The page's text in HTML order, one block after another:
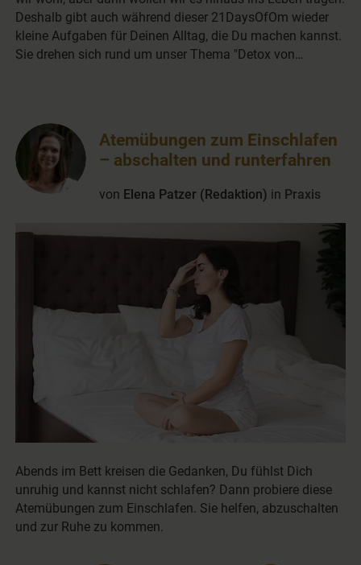
Deshalb gibt auch während dieser 21DaysOfOm wieder
kleine Aufgaben für Deinen Alltag, die Du machen kannst.
Sie drehen sich rund um unser Thema "Detox von…
Abends im Bett kreisen die Gedanken, Du fühlst Dich
unruhig und kannst nicht schlafen? Dann probiere diese
Atemübungen zum Einschlafen. Sie helfen, abzuschalten
und zur Ruhe zu kommen.
Atemübungen zum Einschlafen
– abschalten und runterfahren
von Elena Patzer (Redaktion) in Praxis